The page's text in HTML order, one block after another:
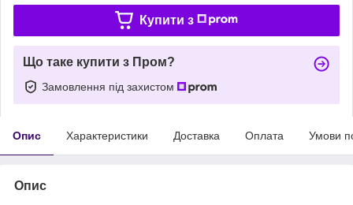
Купити з
Що таке купити з Пром?
Замовлення під захистом
Опис Характеристики Доставка Оплата Умови
Опис